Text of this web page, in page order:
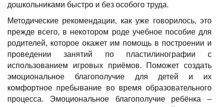
дошкольниками быстро и без особого труда.
Методические рекомендации, как уже говорилось, это
прежде всего, в некотором роде учебное пособие для
родителей, которое окажет им помощь в построении и
проведении занятий по пластилинографии с
использованием игровых приёмов. Поможет создать
эмоциональное благополучие для детей и их
комфортное пребывание во время образовательного
процесса. Эмоциональное благополучие ребёнка –